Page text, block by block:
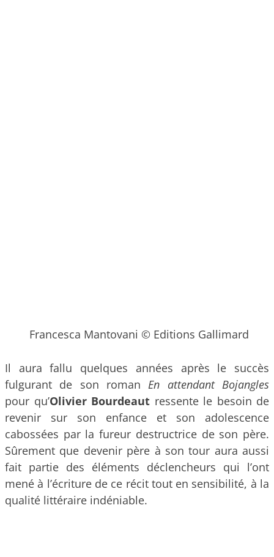
Francesca Mantovani © Editions Gallimard
Il aura fallu quelques années après le succès
fulgurant de son romanEn attendant Bojangles
pour qu’Olivier Bourdeaut ressente le besoin de
revenir sur son enfance et son adolescence
cabossées par la fureur destructrice de son père.
Sûrement que devenir père à son tour aura aussi
fait partie des éléments déclencheurs qui l’ont
mené à l’écriture de ce récit tout en sensibilité, à la
qualité littéraire indéniable.